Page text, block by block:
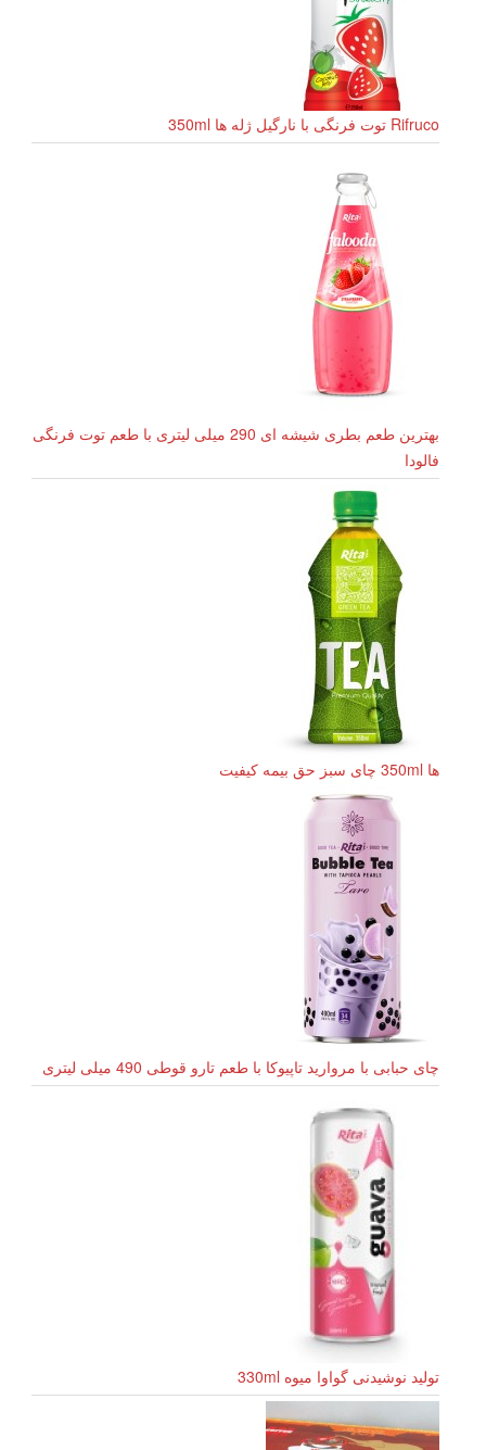
Rifruco توت فرنگی با نارگیل ژله ها 350ml
بهترین طعم بطری شیشه ای 290 میلی لیتری با طعم توت فرنگی
فالودا
ها 350ml چای سبز حق بیمه کیفیت
چای حبابی با مروارید تاپیوکا با طعم تارو قوطی 490 میلی لیتری
تولید نوشیدنی گواوا میوه 330ml